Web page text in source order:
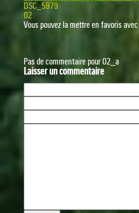
DSC_5979
02
Vous pouvez la mettre en favoris avec
Pas de commentaire pour 02_a
Laisser un commentaire